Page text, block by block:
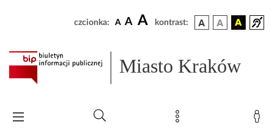
czcionka: A A A kontrast:
Miasto Kraków